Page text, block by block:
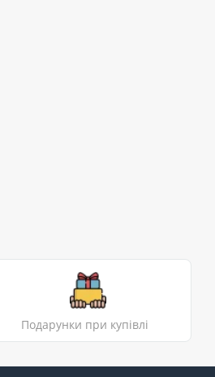
Подарунки при купівлі